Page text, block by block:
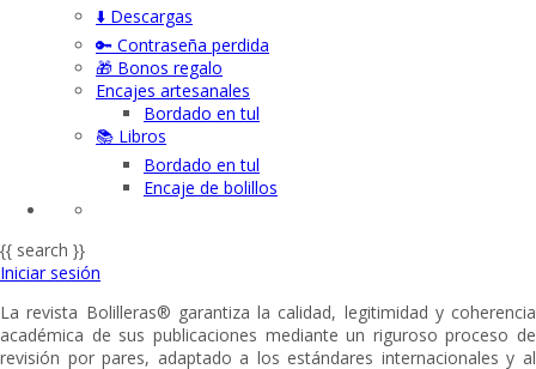
⬇️ Descargas
🔑 Contraseña perdida
🎁 Bonos regalo
Encajes artesanales
Bordado en tul
📚 Libros
Bordado en tul
Encaje de bolillos
{{ search }}
Iniciar sesión
La revista Bolilleras® garantiza la calidad, legitimidad y coherencia
académica de sus publicaciones mediante un riguroso proceso de
revisión por pares, adaptado a los estándares internacionales y al